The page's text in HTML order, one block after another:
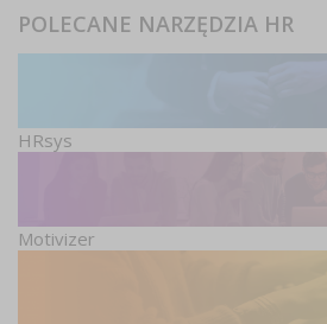
POLECANE NARZĘDZIA HR
HRsys
Motivizer